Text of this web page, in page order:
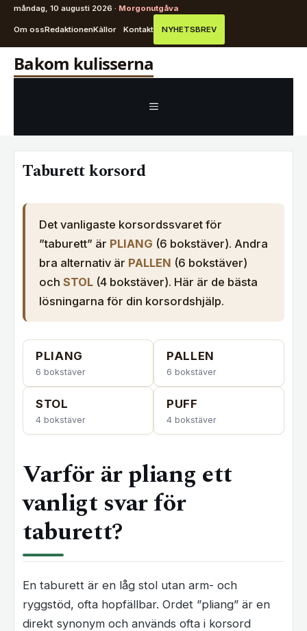
måndag, 10 augusti 2026 · Morgonutgåva
Om ossRedaktionenKällor Kontakt NYHETSBREV
HoppaBakom kulisserna
MENY
Taburett korsord
Det vanligaste korsordssvaret för
”taburett” är PLIANG (6 bokstäver). Andra
bra alternativ är PALLEN (6 bokstäver)
och STOL(4 bokstäver). Här är de bästa
lösningarna för din korsordshjälp.
PLIANG
6 bokstäver
PALLEN
6 bokstäver
STOL
4 bokstäver
PUFF
4 bokstäver
Varför är pliang ett
vanligt svar för
taburett?
En taburett är en låg stol utan arm- och
ryggstöd, ofta hopfällbar. Ordet ”pliang” är en
direkt synonym och används ofta i korsord